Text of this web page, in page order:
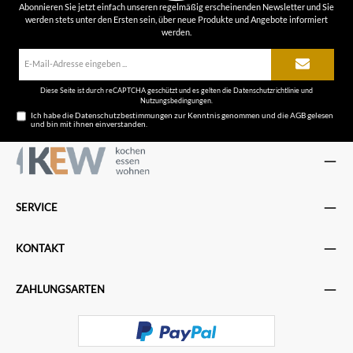
Abonnieren Sie jetzt einfach unseren regelmäßig erscheinenden Newsletter und Sie
werden stets unter den Ersten sein, über neue Produkte und Angebote informiert
werden.
Diese Seite ist durch reCAPTCHA geschützt und es gelten die Datenschutzrichtlinieund
Nutzungsbedingungen.
Ich habe dieDatenschutzbestimmungen zur Kenntnis genommen und dieAGBgelesen
und bin mit ihnen einverstanden.
SERVICE
KONTAKT
ZAHLUNGSARTEN